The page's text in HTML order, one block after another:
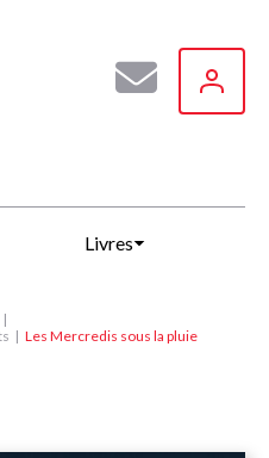
Livres
Les Mercredis sous la pluie